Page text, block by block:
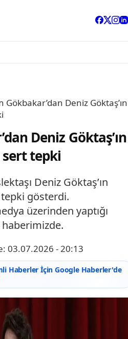
Gökbakar’dan Deniz Göktaş’ın
Deniz Göktaş’ın
tepki
Deniz Göktaş’ın
gösterdi.
üzerinden yaptığı
haberimizde.
03.07.2026 - 20:13
Haberler İçin Google Haberler'de